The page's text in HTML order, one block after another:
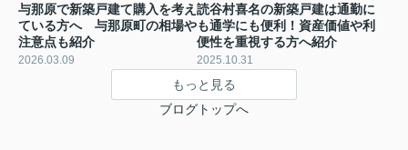
与那原で新築戸建て購入を考え
ている方へ 与那原町の相場や
注意点も紹介
2026.03.09
読谷村喜名の新築戸建は通勤に
も通学にも便利！資産価値や利
便性を重視する方へ紹介
2025.10.31
もっと見る
ブログトップへ